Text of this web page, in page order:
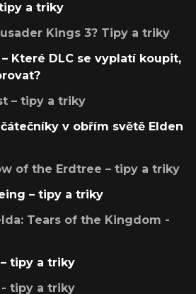
a triky
Kings 3? Tipy a triky
Které DLC se vyplatí koupit,
– tipy a triky
v obřím světě Elden
of the Erdtree – tipy a triky
– tipy a triky
Tears of the Kingdom -
tipy a triky
- tipy a triky